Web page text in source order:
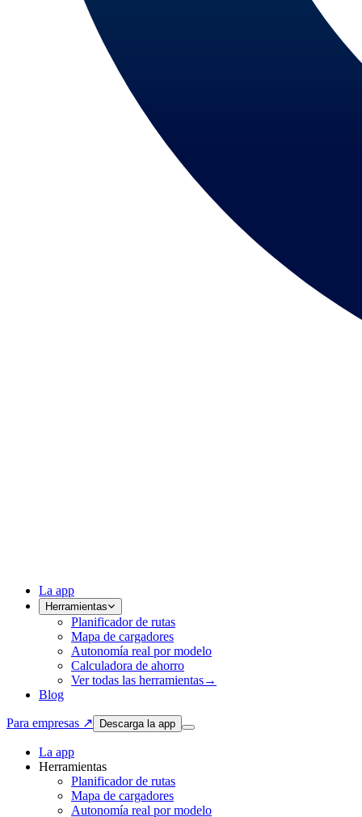
La app
Herramientas
Planificador de rutas
Mapa de cargadores
Autonomía real por modelo
Calculadora de ahorro
Ver todas las herramientas→
Blog
Para empresas ↗ Descarga la app
La app
Herramientas
Planificador de rutas
Mapa de cargadores
Autonomía real por modelo